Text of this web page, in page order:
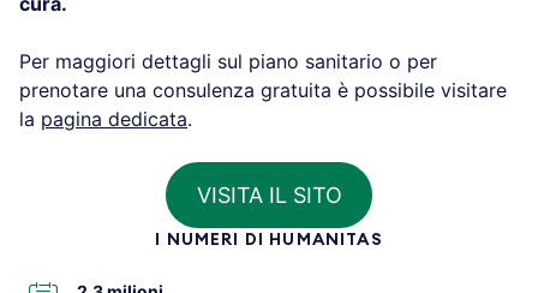
Per maggiori dettagli sul piano sanitario o per
prenotare una consulenza gratuita è possibile visitare
la pagina dedicata.
VISITA IL SITO
I NUMERI DI HUMANITAS